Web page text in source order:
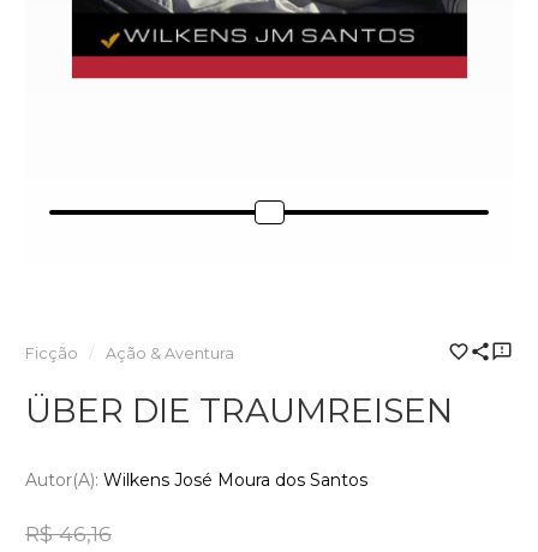
Ficção Ação & Aventura
ÜBER DIE TRAUMREISEN
Autor(a): Wilkens José Moura dos Santos
R$ 46,16